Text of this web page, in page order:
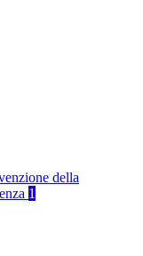
della
1